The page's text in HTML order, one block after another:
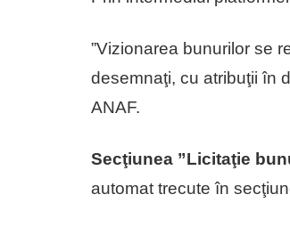
”Vizionarea bunurilor se
desemnaţi, cu atribuţii în
ANAF.
Secţiunea ”Licitaţie
automat trecute în